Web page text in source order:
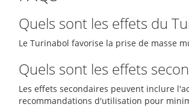
Quels sont les effets du
Le Turinabol favorise la prise de masse
Quels sont les effets
Les effets secondaires peuvent inclure
recommandations d'utilisation pour